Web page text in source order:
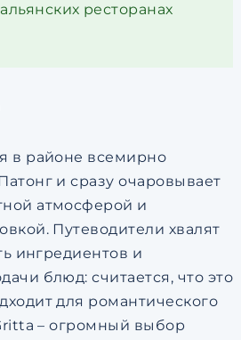
ресторанах
в районе всемирно
и сразу очаровывает
атмосферой и
Путеводители хвалят
ингредиентов и
блюд: считается, что это
для романтического
– огромный выбор